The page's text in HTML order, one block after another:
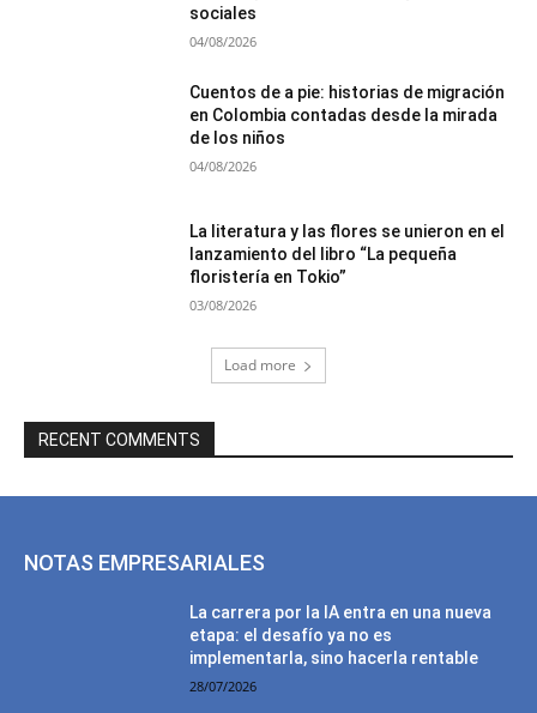
sociales
04/08/2026
Cuentos de a pie: historias de migración
en Colombia contadas desde la mirada
de los niños
04/08/2026
La literatura y las flores se unieron en el
lanzamiento del libro “La pequeña
floristería en Tokio”
03/08/2026
Load more
RECENT COMMENTS
NOTAS EMPRESARIALES
La carrera por la IA entra en una nueva
etapa: el desafío ya no es
implementarla, sino hacerla rentable
28/07/2026